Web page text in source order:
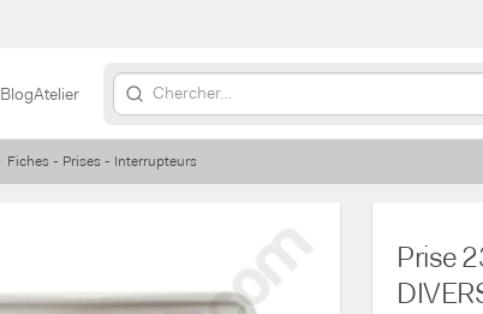
BlogAtelier
Fiches - Prises - Interrupteurs
Prise